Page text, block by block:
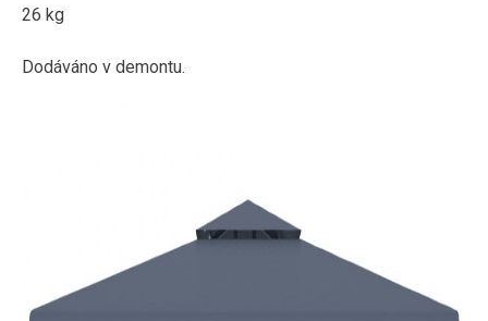
26 kg
Dodáváno v demontu.